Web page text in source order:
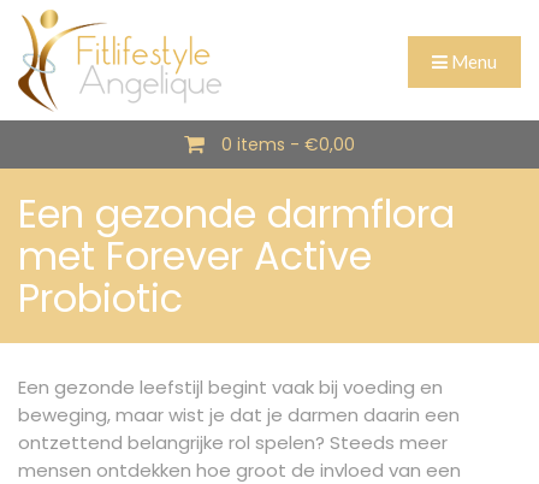
Menu
0 items - €0,00
Een gezonde darmflora
met Forever Active
Probiotic
Een gezonde leefstijl begint vaak bij voeding en
beweging, maar wist je dat je darmen daarin een
ontzettend belangrijke rol spelen? Steeds meer
mensen ontdekken hoe groot de invloed van een